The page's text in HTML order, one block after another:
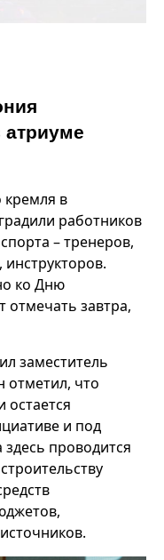
кремля в
работников
– тренеров,
ко Дню
отмечать завтра,
заместитель
отметил, что
остается
и под
проводится